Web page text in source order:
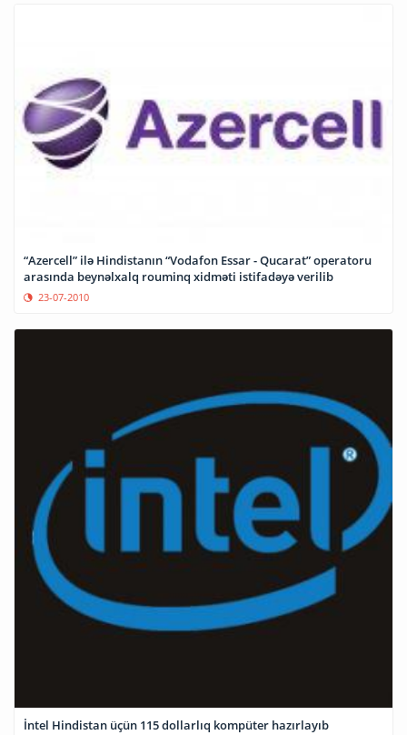
“Azercell” ilə Hindistanın “Vodafon Essar - Qucarat” operatoru
arasında beynəlxalq rouminq xidməti istifadəyə verilib
23-07-2010
İntel Hindistan üçün 115 dollarlıq kompüter hazırlayıb